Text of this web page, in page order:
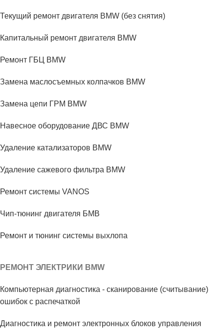
Текущий ремонт двигателя BMW (без снятия)
Капитальный ремонт двигателя BMW
Ремонт ГБЦ BMW
Замена маслосъемных колпачков BMW
Замена цепи ГРМ BMW
Навесное оборудование ДВС BMW
Удаление катализаторов BMW
Удаление сажевого фильтра BMW
Ремонт системы VANOS
Чип-тюнинг двигателя БМВ
Ремонт и тюнинг системы выхлопа
РЕМОНТ ЭЛЕКТРИКИ BMW
Компьютерная диагностика - сканирование (считывание)
ошибок с распечаткой
Диагностика и ремонт электронных блоков управления